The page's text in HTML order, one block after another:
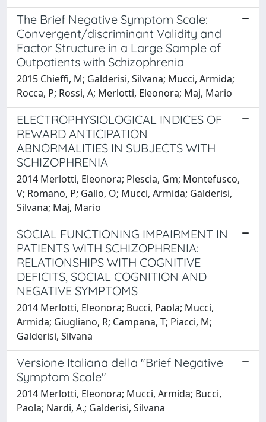
The Brief Negative Symptom Scale:
Convergent/discriminant Validity and
Factor Structure in a Large Sample of
Outpatients with Schizophrenia
2015 Chieffi, M; Galderisi, Silvana; Mucci, Armida;
Rocca, P; Rossi, A; Merlotti, Eleonora; Maj, Mario
ELECTROPHYSIOLOGICAL INDICES OF
REWARD ANTICIPATION
ABNORMALITIES IN SUBJECTS WITH
SCHIZOPHRENIA
2014 Merlotti, Eleonora; Plescia, Gm; Montefusco,
V; Romano, P; Gallo, O; Mucci, Armida; Galderisi,
Silvana; Maj, Mario
SOCIAL FUNCTIONING IMPAIRMENT IN
PATIENTS WITH SCHIZOPHRENIA:
RELATIONSHIPS WITH COGNITIVE
DEFICITS, SOCIAL COGNITION AND
NEGATIVE SYMPTOMS
2014 Merlotti, Eleonora; Bucci, Paola; Mucci,
Armida; Giugliano, R; Campana, T; Piacci, M;
Galderisi, Silvana
Versione Italiana della "Brief Negative
Symptom Scale"
2014 Merlotti, Eleonora; Mucci, Armida; Bucci,
Paola; Nardi, A.; Galderisi, Silvana